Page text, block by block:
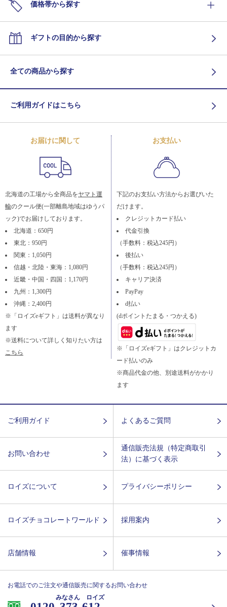
価格帯から探す
ギフトの目的から探す
全ての商品から探す
ご利用ガイドはこちら
お届けに関して
北海道の工場から全商品をヤマト運
輸のクール便(一部離島地域はゆうパ
ック)でお届けしております。
北海道：650円
東北：950円
関東：1,050円
信越・北陸・東海：1,080円
近畿・中国・四国：1,170円
九州：1,300円
沖縄：2,400円
※「ロイズeギフト」は送料が異なり
ます
※送料について詳しく知りたい方は
こちら
お支払い
下記のお支払い方法からお選びいた
だけます。
クレジットカード払い
代金引換
（手数料：税込245円）
後払い
（手数料：税込245円）
キャリア決済
PayPay
d払い
(dポイントたまる・つかえる)
※「ロイズeギフト」はクレジットカ
ード払いのみ
※商品代金の他、別途送料がかかり
ます
ご利用ガイド よくあるご質問
お問い合わせ
通信販売法規（特定商取引
法）に基づく表示
ロイズについて プライバシーポリシー
ロイズチョコレートワールド 採用案内
店舗情報 催事情報
お電話でのご注文や通信販売に関するお問い合わせ
みなさん ロイズ